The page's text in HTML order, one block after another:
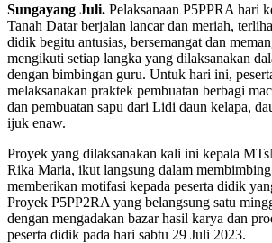
Sungayang Juli. Pelaksanaan P5PPRA hari
Tanah Datar berjalan lancar dan meriah,
didik begitu antusias, bersemangat dan
mengikuti setiap langka yang dilaksanakan
dengan bimbingan guru. Untuk hari ini,
melaksanakan praktek pembuatan berbagi
dan pembuatan sapu dari Lidi daun kelapa,
ijuk enaw.
Proyek yang dilaksanakan kali ini kepala
Rika Maria, ikut langsung dalam
memberikan motifasi kepada peserta didik
Proyek P5PP2RA yang belangsung satu
dengan mengadakan bazar hasil karya dan
peserta didik pada hari sabtu 29 Juli 2023.